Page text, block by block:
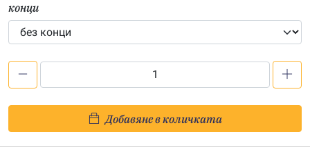
конци
с
жълти
Добавяне в количката